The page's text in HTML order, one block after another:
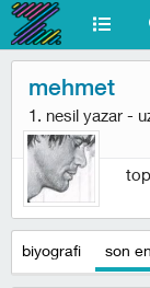
mehmet
1. nesil yazar -
biyografi son